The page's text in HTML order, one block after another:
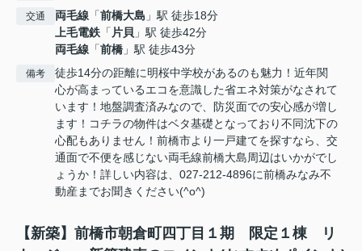
交通 両毛線 「前橋大島 」駅 徒歩18分
上毛電鉄 「片貝 」駅 徒歩42分
両毛線 「前橋 」駅 徒歩43分
備考
徒歩14分の距離に明桜中学校があるのも魅力！近年関
心が高まっているエコを意識した省エネ対策がなされて
います！地盤調査済みなので、防災面での安心感が増し
ます！コチラの物件はベタ基礎となっており不同沈下の
心配もありません！前橋市より一戸建てを探すなら、交
通面で不便を感じない両毛線前橋大島周辺はいかがでし
ょうか！詳しい内容は、027-212-4896に前橋みなみ不
動産までお聞きください(^o^)
【新築】前橋市朝倉町四丁目１期 限定１棟 リ